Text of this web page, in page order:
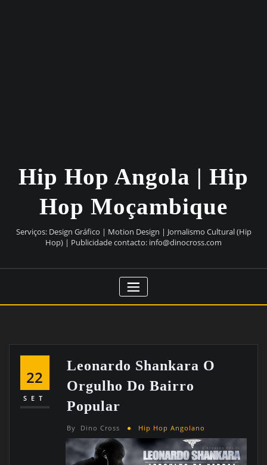
Hip Hop Angola | Hip
Hop Moçambique
Serviços: Design Gráfico | Motion Design | Jornalismo Cultural (Hip
Hop) | Publicidade contacto: info@dinocross.com
22
SET
Leonardo Shankara O
Orgulho Do Bairro
Popular
By Dino Cross Hip Hop Angolano